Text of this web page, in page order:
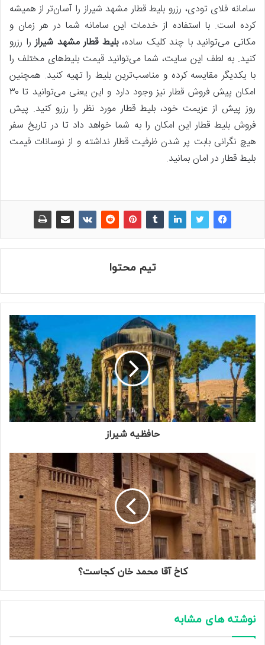
سامانه فلای تودی، رزرو بلیط قطار مشهد شیراز را آسان‌تر از همیشه
کرده است. با استفاده از خدمات این سامانه شما در هر زمان و
مکانی می‌توانید با چند کلیک ساده،بلیط قطار مشهد شیرازرا رزرو
کنید. به لطف این سایت، شما می‌توانید قیمت بلیط‌های مختلف را
با یکدیگر مقایسه کرده و مناسب‌ترین بلیط را تهیه کنید. همچنین
امکان پیش فروش قطار نیز وجود دارد و این یعنی می‌توانید تا ۳۰
روز پیش از عزیمت خود، بلیط قطار مورد نظر را رزرو کنید. پیش
فروش بلیط قطار این امکان را به شما خواهد داد تا در تاریخ سفر
هیچ نگرانی بابت پر شدن ظرفیت قطار نداشته و از نوسانات قیمت
بلیط قطار در امان بمانید.
تیم محتوا
حافظیه شیراز
کاخ آقا محمد خان کجاست؟
نوشته های مشابه